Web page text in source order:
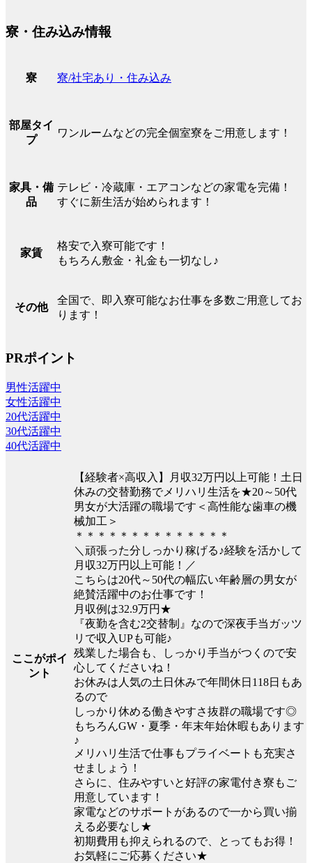
寮・住み込み情報
寮 寮/社宅あり・住み込み
部屋タイ
プ
ワンルームなどの完全個室寮をご用意します！
家具・備
品
テレビ・冷蔵庫・エアコンなどの家電を完備！
すぐに新生活が始められます！
家賃
格安で入寮可能です！
もちろん敷金・礼金も一切なし♪
その他
全国で、即入寮可能なお仕事を多数ご用意してお
ります！
PRポイント
男性活躍中
女性活躍中
20代活躍中
30代活躍中
40代活躍中
ここがポイ
ント
【経験者×高収入】月収32万円以上可能！土日
休みの交替勤務でメリハリ生活を★20～50代
男女が大活躍の職場です＜高性能な歯車の機
械加工＞
＊＊＊＊＊＊＊＊＊＊＊＊＊＊
＼頑張った分しっかり稼げる♪経験を活かして
月収32万円以上可能！／
こちらは20代～50代の幅広い年齢層の男女が
絶賛活躍中のお仕事です！
月収例は32.9万円★
『夜勤を含む2交替制』なので深夜手当ガッツ
リで収入UPも可能♪
残業した場合も、しっかり手当がつくので安
心してくださいね！
お休みは人気の土日休みで年間休日118日もあ
るので
しっかり休める働きやすさ抜群の職場です◎
もちろんGW・夏季・年末年始休暇もあります
♪
メリハリ生活で仕事もプライベートも充実さ
せましょう！
さらに、住みやすいと好評の家電付き寮もご
用意しています！
家電などのサポートがあるので一から買い揃
える必要なし★
初期費用も抑えられるので、とってもお得！
お気軽にご応募ください★